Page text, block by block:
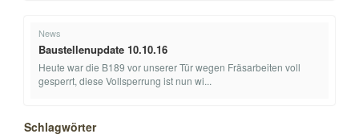
News
Baustellenupdate 10.10.16
Heute war die B189 vor unserer Tür wegen Fräsarbeiten voll
gesperrt, diese Vollsperrung ist nun wi...
Schlagwörter